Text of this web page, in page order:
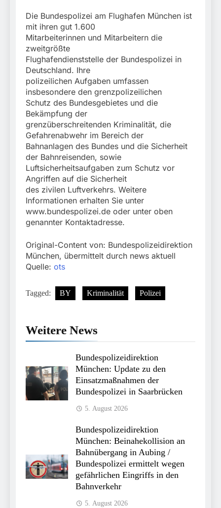
Die Bundespolizei am Flughafen München ist
mit ihren gut 1.600
Mitarbeiterinnen und Mitarbeitern die
zweitgrößte
Flughafendienststelle der Bundespolizei in
Deutschland. Ihre
polizeilichen Aufgaben umfassen
insbesondere den grenzpolizeilichen
Schutz des Bundesgebietes und die
Bekämpfung der
grenzüberschreitenden Kriminalität, die
Gefahrenabwehr im Bereich der
Bahnanlagen des Bundes und die Sicherheit
der Bahnreisenden, sowie
Luftsicherheitsaufgaben zum Schutz vor
Angriffen auf die Sicherheit
des zivilen Luftverkehrs. Weitere
Informationen erhalten Sie unter
www.bundespolizei.de oder unter oben
genannter Kontaktadresse.
Original-Content von: Bundespolizeidirektion
München, übermittelt durch news aktuell
Quelle: ots
Tagged: BY Kriminalität Polizei
Weitere News
Bundespolizeidirektion
München: Update zu den
Einsatzmaßnahmen der
Bundespolizei in Saarbrücken
5. August 2026
Bundespolizeidirektion
München: Beinahekollision an
Bahnübergang in Aubing /
Bundespolizei ermittelt wegen
gefährlichen Eingriffs in den
Bahnverkehr
5. August 2026